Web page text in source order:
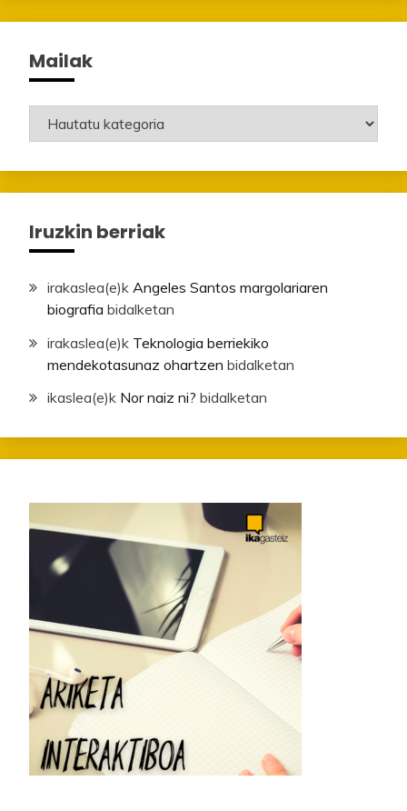
Mailak
Mailak
Iruzkin berriak
irakaslea(e)k Angeles Santos margolariaren
biografia bidalketan
irakaslea(e)k Teknologia berriekiko
mendekotasunaz ohartzen bidalketan
ikaslea(e)k Nor naiz ni? bidalketan